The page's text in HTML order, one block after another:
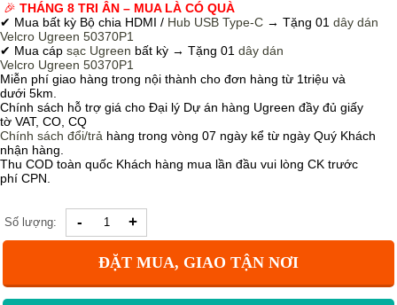
🎉 THÁNG 8 TRI ÂN – MUA LÀ CÓ QUÀ
✔ Mua bất kỳ Bộ chia HDMI / Hub USB Type-C → Tặng 01 dây dán
Velcro Ugreen 50370P1
✔ Mua cáp sạc Ugreen bất kỳ → Tặng 01 dây dán
Velcro Ugreen 50370P1
Miễn phí giao hàng trong nội thành cho đơn hàng từ 1triệu và
dưới 5km.
Chính sách hỗ trợ giá cho Đại lý Dự án hàng Ugreen đầy đủ giấy
tờ VAT, CO, CQ
Chính sách đổi/trả hàng trong vòng 07 ngày kể từ ngày Quý Khách
nhận hàng.
Thu COD toàn quốc Khách hàng mua lần đầu vui lòng CK trước
phí CPN.
Số lượng: - +
ĐẶT MUA, GIAO TẬN NƠI